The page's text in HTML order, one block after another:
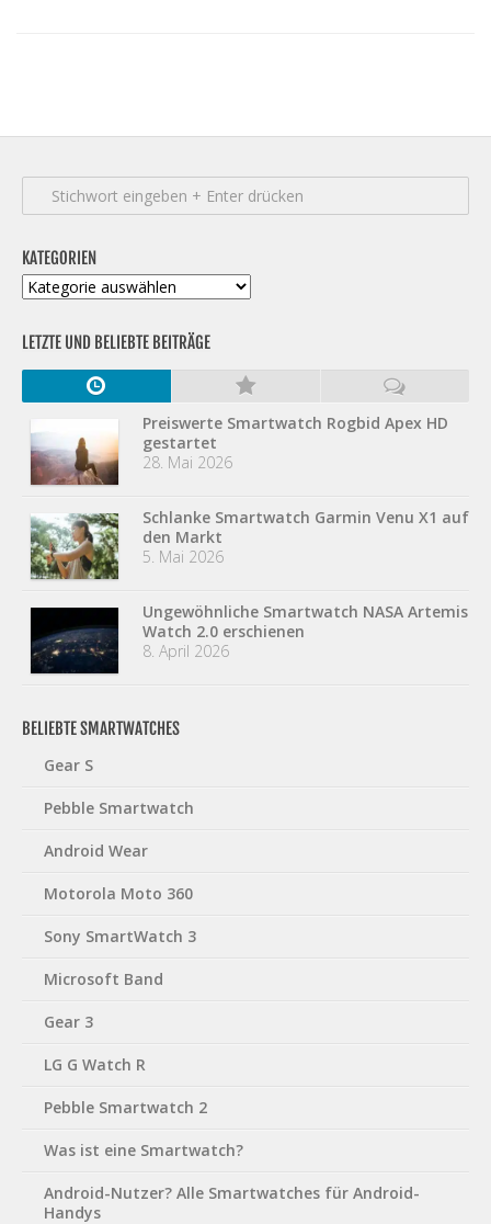
KATEGORIEN
Kategorien
LETZTE UND BELIEBTE BEITRÄGE
Preiswerte Smartwatch Rogbid Apex HD
gestartet
28. Mai 2026
Schlanke Smartwatch Garmin Venu X1 auf
den Markt
5. Mai 2026
Ungewöhnliche Smartwatch NASA Artemis
Watch 2.0 erschienen
8. April 2026
BELIEBTE SMARTWATCHES
Gear S
Pebble Smartwatch
Android Wear
Motorola Moto 360
Sony SmartWatch 3
Microsoft Band
Gear 3
LG G Watch R
Pebble Smartwatch 2
Was ist eine Smartwatch?
Android-Nutzer? Alle Smartwatches für Android-
Handys